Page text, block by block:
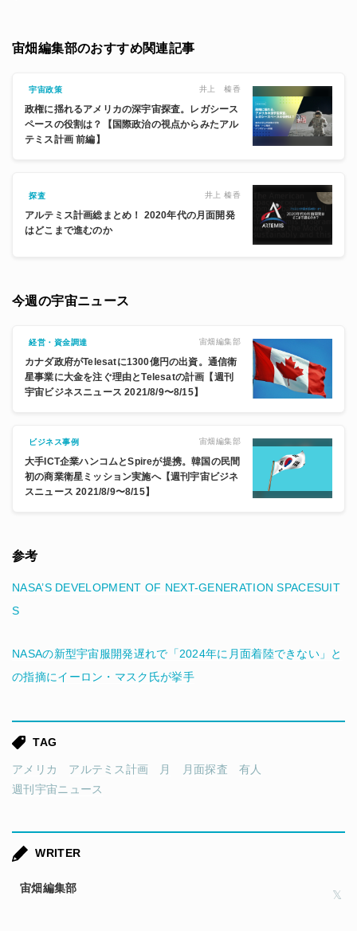
宙畑編集部のおすすめ関連記事
宇宙政策 井上 榛香
政権に揺れるアメリカの深宇宙探査。レガシース
ペースの役割は？【国際政治の視点からみたアル
テミス計画 前編】
探査 井上 榛香
アルテミス計画総まとめ！ 2020年代の月面開発
はどこまで進むのか
今週の宇宙ニュース
経営・資金調達 宙畑編集部
カナダ政府がTelesatに1300億円の出資。通信衛
星事業に大金を注ぐ理由とTelesatの計画【週刊
宇宙ビジネスニュース 2021/8/9〜8/15】
ビジネス事例 宙畑編集部
大手ICT企業ハンコムとSpireが提携。韓国の民間
初の商業衛星ミッション実施へ【週刊宇宙ビジネ
スニュース 2021/8/9〜8/15】
参考
NASA’S DEVELOPMENT OF NEXT-GENERATION SPACESUIT
S
NASAの新型宇宙服開発遅れで「2024年に月面着陸できない」と
の指摘にイーロン・マスク氏が挙手
TAG
アメリカ アルテミス計画 月 月面探査
有人
週刊宇宙ニュース
WRITER
宙畑編集部